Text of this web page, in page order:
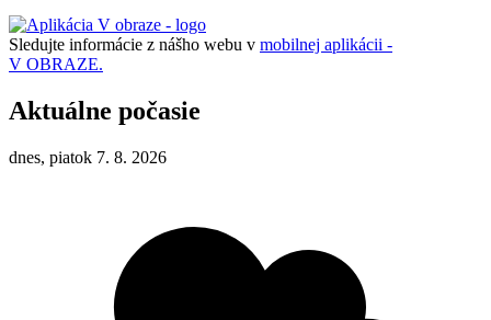
Sledujte informácie z nášho webu v mobilnej aplikácii -
V OBRAZE.
Aktuálne počasie
dnes, piatok 7. 8. 2026